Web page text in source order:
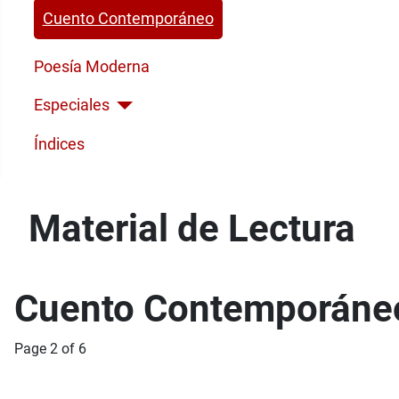
Cuento Contemporáneo
Poesía Moderna
Especiales
Índices
Material de Lectura
Cuento
Page 2 of 6